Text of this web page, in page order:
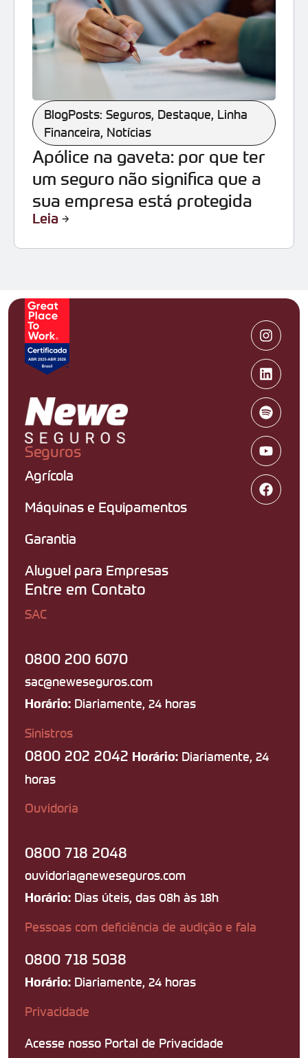
BlogPosts: Seguros, Destaque, Linha
Financeira, Notícias
Apólice na gaveta: por que ter
um seguro não significa que a
sua empresa está protegida
Leia
Seguros
Agrícola
Máquinas e Equipamentos
Garantia
Aluguel para Empresas
Entre em Contato
SAC
0800 200 6070
sac@neweseguros.com
Horário: Diariamente, 24 horas
Sinistros
0800 202 2042 Horário: Diariamente, 24
horas
Ouvidoria
0800 718 2048
ouvidoria@neweseguros.com
Horário: Dias úteis, das 08h às 18h
Pessoas com deficiência de audição e fala
0800 718 5038
Horário: Diariamente, 24 horas
Privacidade
Acesse nosso Portal de Privacidade